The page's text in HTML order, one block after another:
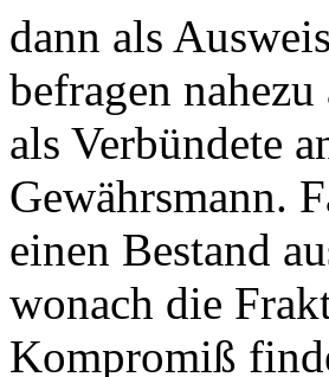
dann als
befragen
als Verbündete
Gewährsmann.
einen Bestand
wonach die
Kompromiß